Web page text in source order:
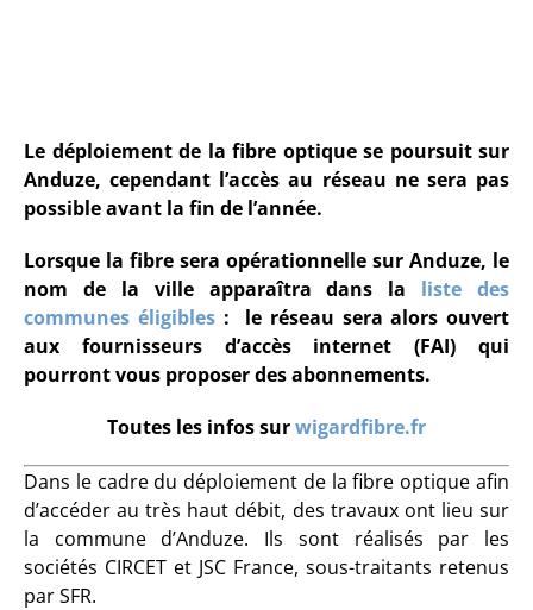
Le déploiement de la fibre optique se poursuit sur
Anduze, cependant l’accès au réseau ne sera pas
possible avant la fin de l’année.
Lorsque la fibre sera opérationnelle sur Anduze, le
nom de la ville apparaîtra dans la
liste des
communes éligibles: le réseau sera alors ouvert
aux fournisseurs d’accès internet (FAI) qui
pourront vous proposer des abonnements.
Toutes les infos surwigardfibre.fr
Dans le cadre du déploiement de la fibre optique afin
d’accéder au très haut débit, des travaux ont lieu sur
la commune d’Anduze. Ils sont réalisés par les
sociétés CIRCET et JSC France, sous-traitants retenus
par SFR.